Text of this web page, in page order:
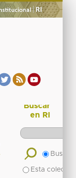
Buscar
en RI
Buscar
Esta